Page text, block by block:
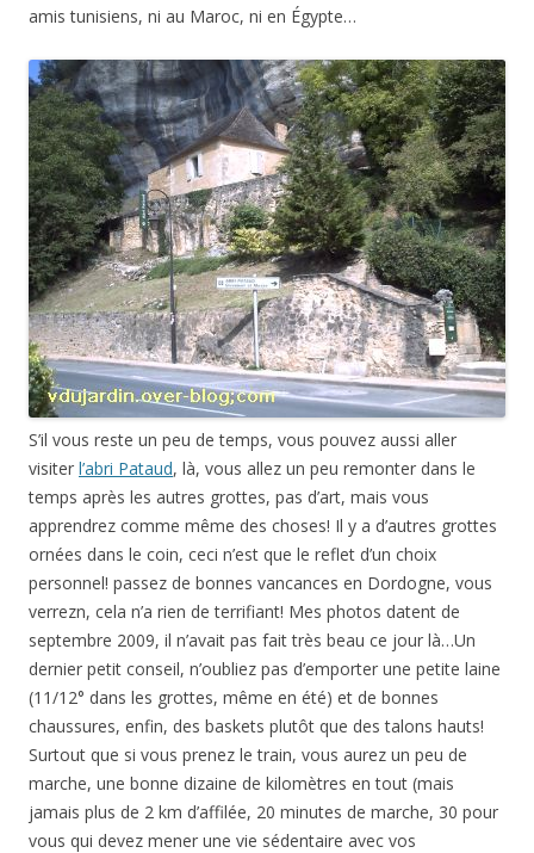
amis tunisiens, ni au Maroc, ni en Égypte…
S’il vous reste un peu de temps, vous pouvez aussi aller
visiter l’abri Pataud, là, vous allez un peu remonter dans le
temps après les autres grottes, pas d’art, mais vous
apprendrez comme même des choses! Il y a d’autres grottes
ornées dans le coin, ceci n’est que le reflet d’un choix
personnel! passez de bonnes vancances en Dordogne, vous
verrezn, cela n’a rien de terrifiant! Mes photos datent de
septembre 2009, il n’avait pas fait très beau ce jour là…Un
dernier petit conseil, n’oubliez pas d’emporter une petite laine
(11/12° dans les grottes, même en été) et de bonnes
chaussures, enfin, des baskets plutôt que des talons hauts!
Surtout que si vous prenez le train, vous aurez un peu de
marche, une bonne dizaine de kilomètres en tout (mais
jamais plus de 2 km d’affilée, 20 minutes de marche, 30 pour
vous qui devez mener une vie sédentaire avec vos